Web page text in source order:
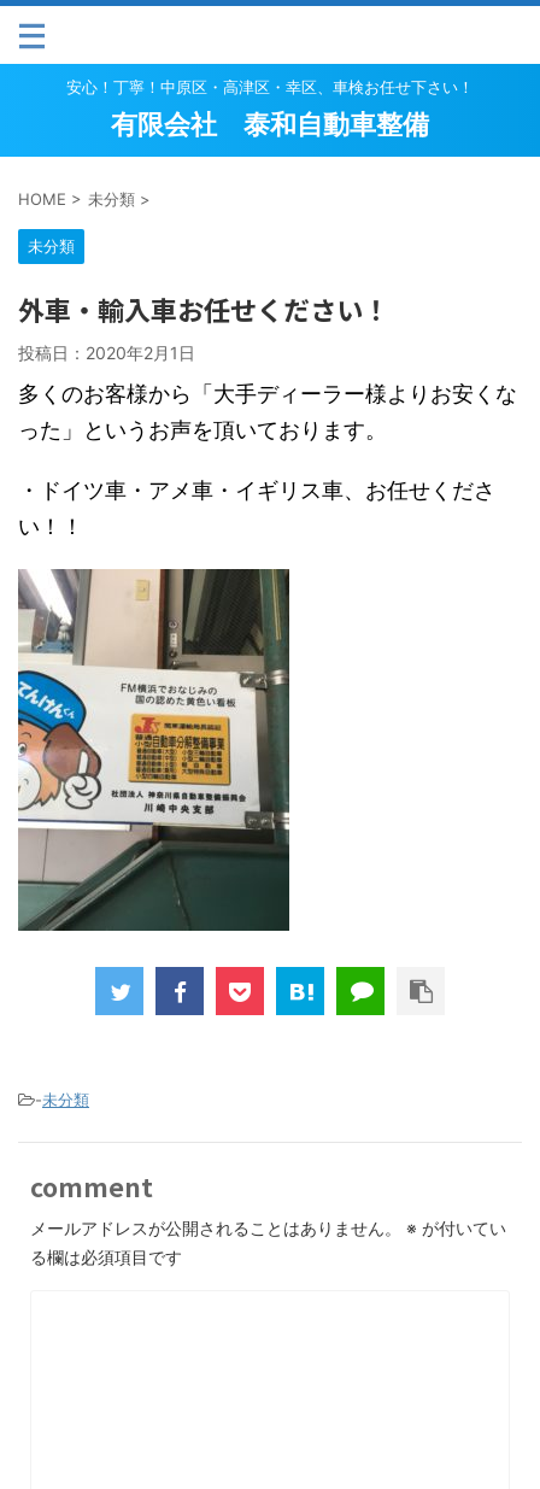
安心！丁寧！中原区・高津区・幸区、車検お任せ下さい！
有限会社 泰和自動車整備
HOME > 未分類 >
未分類
外車・輸入車お任せください！
投稿日： 2020年2月1日
多くのお客様から「大手ディーラー様よりお安くな
った」というお声を頂いております。
・ドイツ車・アメ車・イギリス車、お任せくださ
い！！
-未分類
comment
メールアドレスが公開されることはありません。 ※ が付いてい
る欄は必須項目です